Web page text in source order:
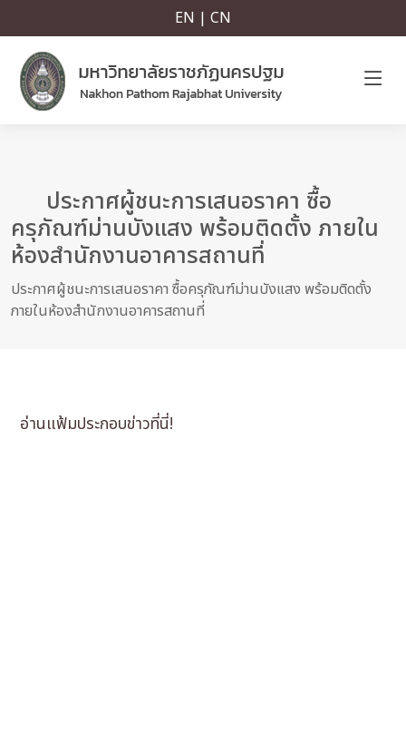
EN | CN
ประกาศผู้ชนะการเสนอราคา ซื้อ
ครุภัณฑ์ม่านบังแสง พร้อมติดตั้ง ภายใน
ห้องสำนักงานอาคารสถานที่
ประกาศผู้ชนะการเสนอราคา ซื้อครุภัณฑ์ม่านบังแสง พร้อมติดตั้ง
ภายในห้องสำนักงานอาคารสถานที่
อ่านแฟ้มประกอบข่าวที่นี่!